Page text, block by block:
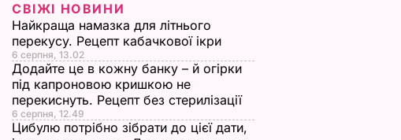
СВІЖІ НОВИНИ
Найкраща намазка для літнього
перекусу. Рецепт кабачкової ікри
6 серпня, 13.02
Додайте це в кожну банку – й огірки
під капроновою кришкою не
перекиснуть. Рецепт без стерилізації
6 серпня, 12.49
Цибулю потрібно зібрати до цієї дати,